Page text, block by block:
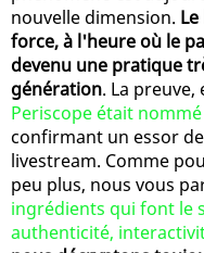
nouvelle dimension.
force, à l'heure où le
devenu une pratique
génération. La
Periscope était
confirmant un essor
livestream. Comme
peu plus, nous vous
ingrédients qui font le
authenticité,